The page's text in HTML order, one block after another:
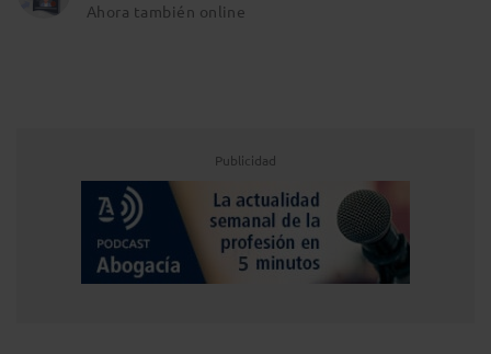
Ahora también online
Publicidad